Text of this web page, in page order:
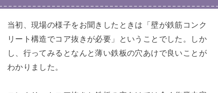
当初、現場の様子をお聞きしたときは「壁が鉄筋コンク
リート構造でコア抜きが必要」ということでした。しか
し、行ってみるとなんと薄い鉄板の穴あけで良いことが
わかりました。